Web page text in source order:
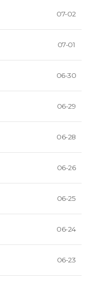
07-02
07-01
06-30
06-29
06-28
06-26
06-25
06-24
06-23